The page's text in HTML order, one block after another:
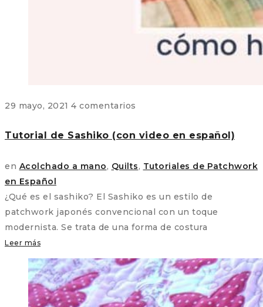
29 mayo, 2021 4 comentarios
Tutorial de Sashiko (con video en español)
en Acolchado a mano, Quilts, Tutoriales de Patchwork
en Español
¿Qué es el sashiko? El Sashiko es un estilo de
patchwork japonés convencional con un toque
modernista. Se trata de una forma de costura
Leer más